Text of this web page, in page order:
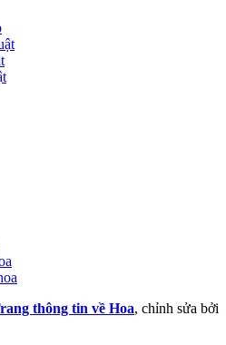
thông tin về Hoa, chỉnh sửa bởi